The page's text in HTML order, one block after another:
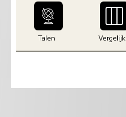
Talen Vergelijk